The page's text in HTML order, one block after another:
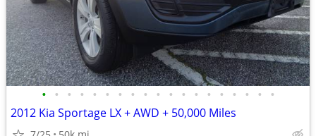
• • • • • • • • • • • • • • • • • • •
2012 Kia Sportage LX + AWD + 50,000 Miles